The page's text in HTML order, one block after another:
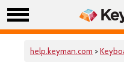
help.keyman.com >